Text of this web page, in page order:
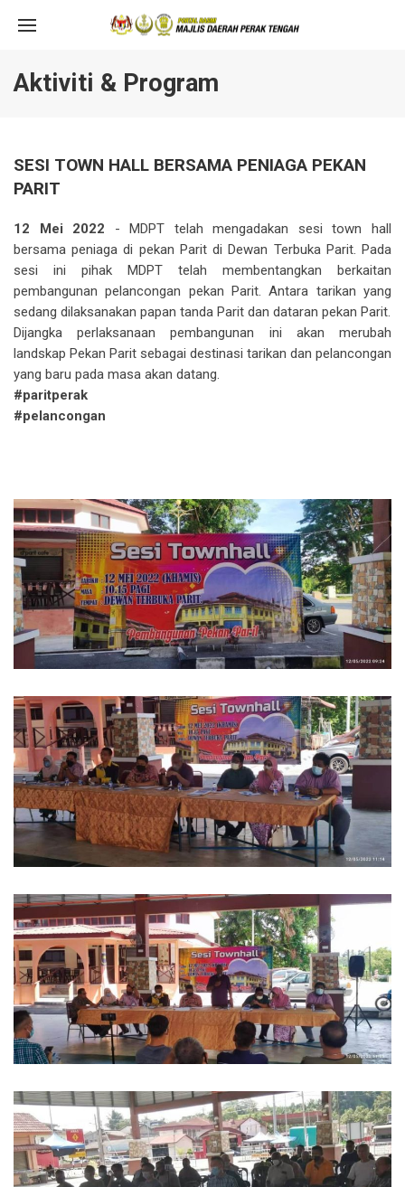
Aktiviti & Program
SESI TOWN HALL BERSAMA PENIAGA PEKAN
PARIT
12 Mei 2022 - MDPT telah mengadakan sesi town hall
bersama peniaga di pekan Parit di Dewan Terbuka Parit. Pada
sesi ini pihak MDPT telah membentangkan berkaitan
pembangunan pelancongan pekan Parit. Antara tarikan yang
sedang dilaksanakan papan tanda Parit dan dataran pekan Parit.
Dijangka perlaksanaan pembangunan ini akan merubah
landskap Pekan Parit sebagai destinasi tarikan dan pelancongan
yang baru pada masa akan datang.
#paritperak
#pelancongan